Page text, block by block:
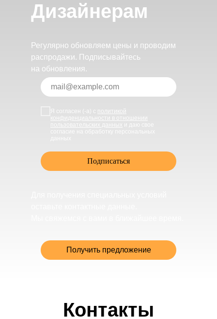
Дизайнерам
Регулярно обновляем цены и проводим
распродажи. Подписывайтесь
на обновления.
Я согласен (-а) с политикой
конфиденциальности в отношении
пользовательских данных и даю свое
согласие на обработку персональных
данных
Подписаться
Получить предложение
Контакты